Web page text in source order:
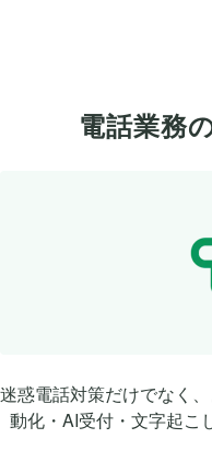
電話業務
迷惑電話対策だけでなく
動化・AI受付・文字起こ